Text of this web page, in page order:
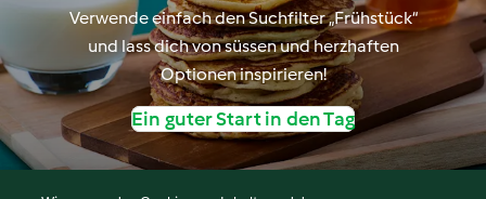
Verwende einfach den Suchfilter „Frühstück“
und lass dich von süssen und herzhaften
Optionen inspirieren!
Ein guter Start in den Tag